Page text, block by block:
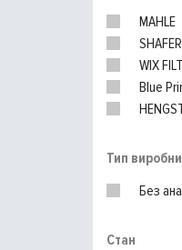
MAHLE
SHAFER
WIX
Blue
SOFIMA
Тип
Без
Стан